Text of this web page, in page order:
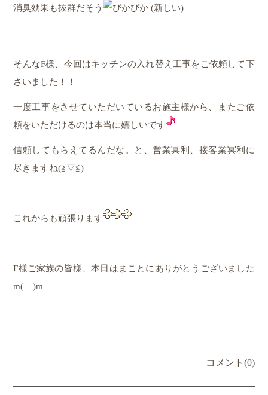
消臭効果も抜群だそう
そんなF様、今回はキッチンの入れ替え工事をご依頼して下
さいました！！
一度工事をさせていただいているお施主様から、またご依
頼をいただけるのは本当に嬉しいです
信頼してもらえてるんだな。と、営業冥利、接客業冥利に
尽きますね(≧▽≦)
これからも頑張ります
F様ご家族の皆様、本日はまことにありがとうございました
m(__)m
コメント(0)